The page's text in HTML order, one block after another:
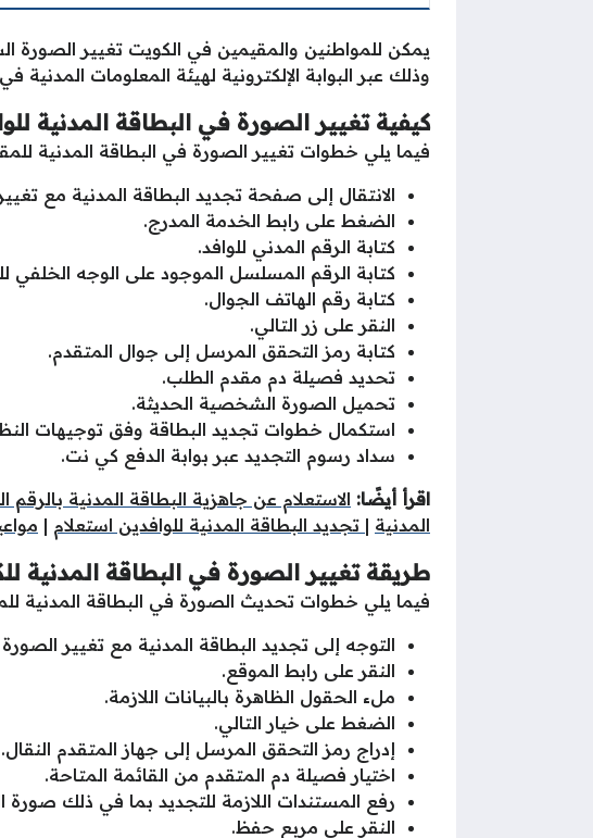
يمكن للمواطنين والمقيمين في الكويت تغيير الصورة
وذلك عبر البوابة الإلكترونية لهيئة المعلومات المدنية
كيفية تغيير الصورة في البطاقة المدنية
فيما يلي خطوات تغيير الصورة في البطاقة المدنية
الانتقال إلى صفحة تجديد البطاقة المدنية مع
الضغط على رابط الخدمة المدرج.
كتابة الرقم المدني للوافد.
كتابة الرقم المسلسل الموجود على الوجه الخلفي
كتابة رقم الهاتف الجوال.
النقر على زر التالي.
كتابة رمز التحقق المرسل إلى جوال المتقدم.
تحديد فصيلة دم مقدم الطلب.
تحميل الصورة الشخصية الحديثة.
استكمال خطوات تجديد البطاقة وفق توجيهات
سداد رسوم التجديد عبر بوابة الدفع كي نت.
اقرأ أيضًا: الاستعلام عن جاهزية البطاقة المدنية بالرقم
المدنية | تجديد البطاقة المدنية للوافدين استعلام |
طريقة تغيير الصورة في البطاقة المدنية
فيما يلي خطوات تحديث الصورة في البطاقة المدنية
التوجه إلى تجديد البطاقة المدنية مع تغيير
النقر على رابط الموقع.
ملء الحقول الظاهرة بالبيانات اللازمة.
الضغط على خيار التالي.
إدراج رمز التحقق المرسل إلى جهاز المتقدم النقال.
اختيار فصيلة دم المتقدم من القائمة المتاحة.
رفع المستندات اللازمة للتجديد بما في ذلك
النقر على مربع حفظ.